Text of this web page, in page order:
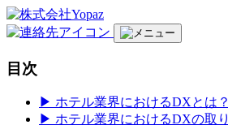
目次
▶︎ ホテル業界におけるDXとは？
▶︎ ホテル業界におけるDXの取